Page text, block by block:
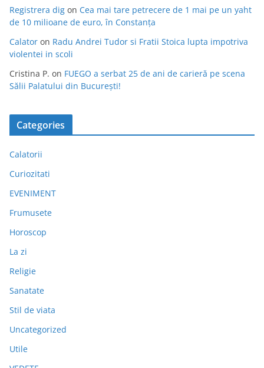
Registrera dig on Cea mai tare petrecere de 1 mai pe un yaht
de 10 milioane de euro, în Constanța
Calator on Radu Andrei Tudor si Fratii Stoica lupta impotriva
violentei in scoli
Cristina P. on FUEGO a serbat 25 de ani de carieră pe scena
Sălii Palatului din București!
Categories
Calatorii
Curiozitati
EVENIMENT
Frumusete
Horoscop
La zi
Religie
Sanatate
Stil de viata
Uncategorized
Utile